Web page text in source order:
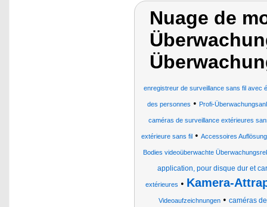
Nuage de
enregistreur de surveillance sans fil avec
des personnes • Profi-
caméras de surveillance extérieures
extérieure sans fil • Accessoires
Bodies videoüberwachte
application, pour disque dur et
extérieures • Kamera-
Videoaufzeichnungen • caméras